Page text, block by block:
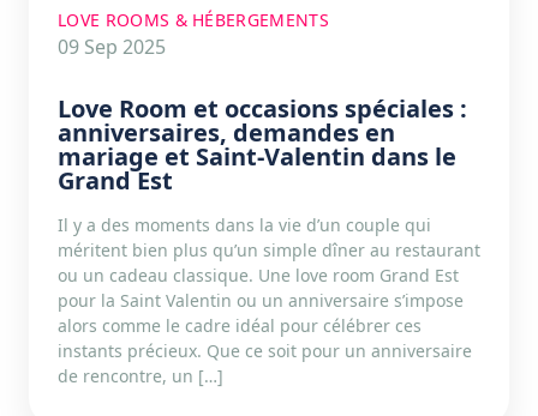
LOVE ROOMS & HÉBERGEMENTS
09 Sep 2025
Love Room et occasions spéciales :
anniversaires, demandes en
mariage et Saint-Valentin dans le
Grand Est
Il y a des moments dans la vie d’un couple qui
méritent bien plus qu’un simple dîner au restaurant
ou un cadeau classique. Une love room Grand Est
pour la Saint Valentin ou un anniversaire s’impose
alors comme le cadre idéal pour célébrer ces
instants précieux. Que ce soit pour un anniversaire
de rencontre, un […]